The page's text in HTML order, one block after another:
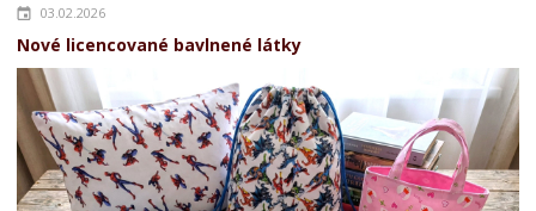
03.02.2026
Nové licencované bavlnené látky